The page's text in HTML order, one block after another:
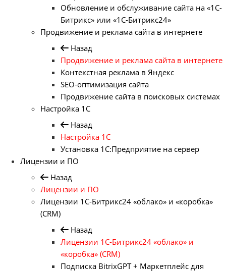
Обновление и обслуживание сайта на «1С-
Битрикс» или «1С-Битрикс24»
Продвижение и реклама сайта в интернете
Назад
Продвижение и реклама сайта в интернете
Контекстная реклама в Яндекс
SEO-оптимизация сайта
Продвижение сайта в поисковых системах
Настройка 1С
Назад
Настройка 1С
Установка 1С:Предприятие на сервер
Лицензии и ПО
Назад
Лицензии и ПО
Лицензии 1С-Битрикс24 «облако» и «коробка»
(CRM)
Назад
Лицензии 1С-Битрикс24 «облако» и
«коробка» (CRM)
Подписка BitrixGPT + Маркетплейс для